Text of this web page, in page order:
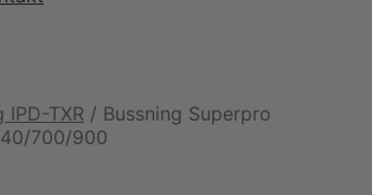
IPD-TXR / Bussning Superpro
700/900